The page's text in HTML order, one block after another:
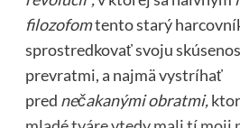
filozofomtento starý
sprostredkovať svoju
prevratmi, a najmä vystríhať
pred nečakanými obratmi,